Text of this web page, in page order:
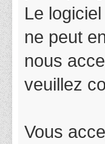
Le
ne peut
nous
veuillez
Vous